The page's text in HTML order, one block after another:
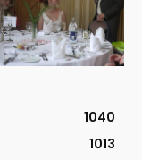
1040
1013